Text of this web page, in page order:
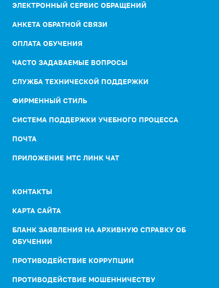
ЭЛЕКТРОННЫЙ СЕРВИС ОБРАЩЕНИЙ
АНКЕТА ОБРАТНОЙ СВЯЗИ
ОПЛАТА ОБУЧЕНИЯ
ЧАСТО ЗАДАВАЕМЫЕ ВОПРОСЫ
СЛУЖБА ТЕХНИЧЕСКОЙ ПОДДЕРЖКИ
ФИРМЕННЫЙ СТИЛЬ
СИСТЕМА ПОДДЕРЖКИ УЧЕБНОГО ПРОЦЕССА
ПОЧТА
ПРИЛОЖЕНИЕ МТС ЛИНК ЧАТ
КОНТАКТЫ
КАРТА САЙТА
БЛАНК ЗАЯВЛЕНИЯ НА АРХИВНУЮ СПРАВКУ ОБ
ОБУЧЕНИИ
ПРОТИВОДЕЙСТВИЕ КОРРУПЦИИ
ПРОТИВОДЕЙСТВИЕ МОШЕННИЧЕСТВУ